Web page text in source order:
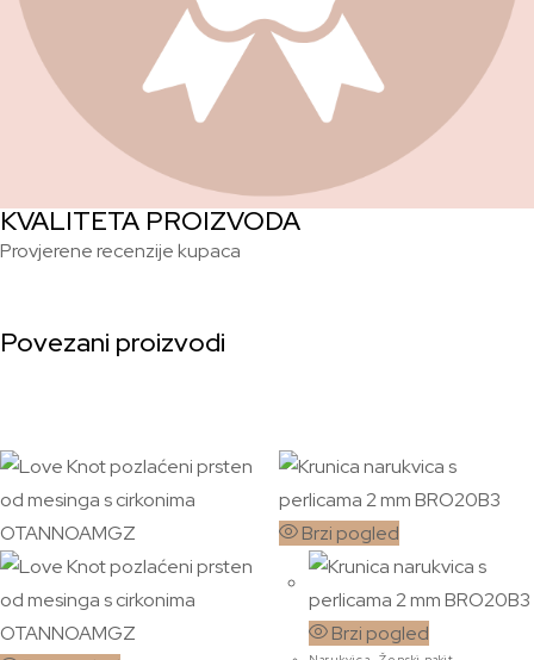
KVALITETA PROIZVODA
Provjerene recenzije kupaca
Povezani proizvodi
Brzi pogled
Brzi pogled